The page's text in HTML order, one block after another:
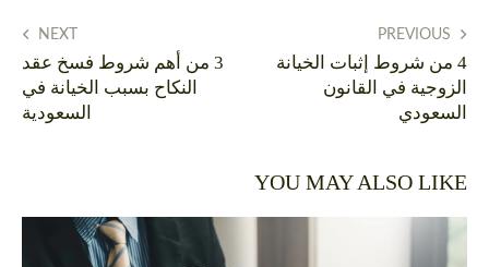
PREVIOUS
4 من شروط إثبات الخيانة
الزوجية في القانون
السعودي
NEXT
3 من أهم شروط فسخ عقد
النكاح بسبب الخيانة في
السعودية
YOU MAY ALSO LIKE